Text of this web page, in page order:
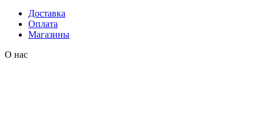
Доставка
Оплата
Магазины
О нас